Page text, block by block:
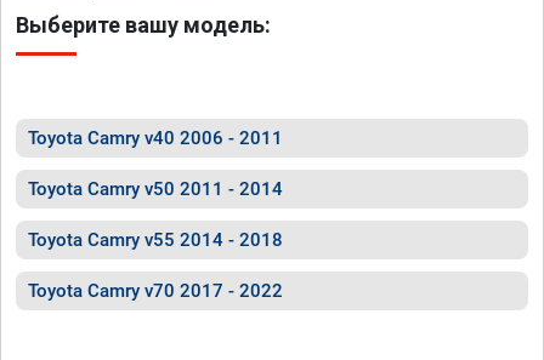
Выберите вашу модель:
Toyota Camry v40 2006 - 2011
Toyota Camry v50 2011 - 2014
Toyota Camry v55 2014 - 2018
Toyota Camry v70 2017 - 2022